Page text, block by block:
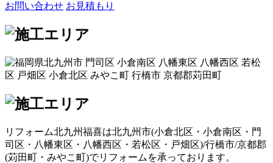
お問い合わせ お見積もり
リフォーム北九州福喜は北九州市(小倉北区 ・ 小倉南区 ・ 門
司区 ・ 八幡東区 ・ 八幡西区 ・ 若松区 ・ 戸畑区)/行橋市/京都郡
(苅田町 ・ みやこ町)でリフォームを承っております。